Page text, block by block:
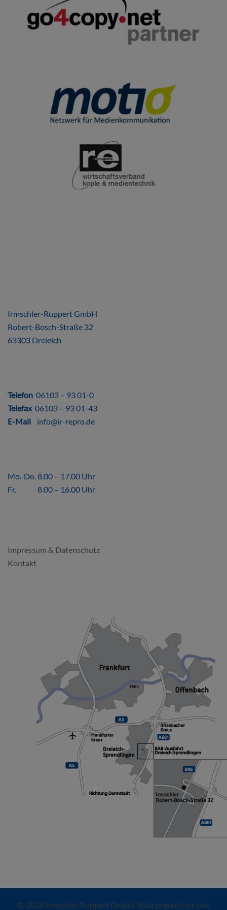
Irmschler-Ruppert GmbH
Robert-Bosch-Straße 32
63303 Dreieich
Telefon 06103 – 93 01-0
Telefax06103 – 93 01-43
E-Mail
info@ir-repro.de
Mo.-Do. 8.00 – 17.00 Uhr
Fr. 8.00 – 16.00 Uhr
Impressum & Datenschutz
Kontakt
© 2026 Irmschler Ruppert GmbH. Stolz präsentiert von